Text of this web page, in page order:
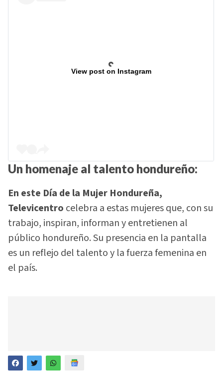
View post on Instagram
Un homenaje al talento hondureño:
En este Día de la Mujer Hondureña,
Televicentro celebra a estas mujeres que, con su
trabajo, inspiran, informan y entretienen al
público hondureño. Su presencia en la pantalla
es un reflejo del talento y la fuerza femenina en
el país.